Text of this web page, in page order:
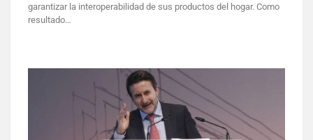
garantizar la interoperabilidad de sus productos del hogar. Como
resultado…